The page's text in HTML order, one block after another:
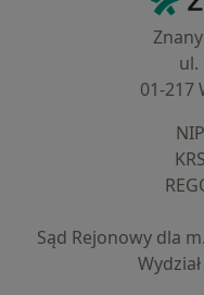
ul.
01-217
Sąd Rejonowy dla